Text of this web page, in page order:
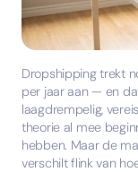
Dropshipping trekt
per jaar aan — en
laagdrempelig,
theorie al mee
hebben. Maar de
verschilt flink van